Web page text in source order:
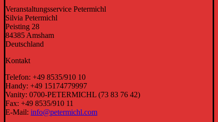
Veranstaltungsservice Petermichl
Silvia Petermichl
Peisting 28
84385 Amsham
Deutschland
Kontakt
Telefon: +49 8535/910 10
Handy: +49 15174779997
Vanity: 0700-PETERMICHL (73 83 76 42)
Fax: +49 8535/910 11
E-Mail: info@petermichl.com